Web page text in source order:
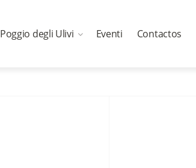
Poggio degli Ulivi Eventi Contactos